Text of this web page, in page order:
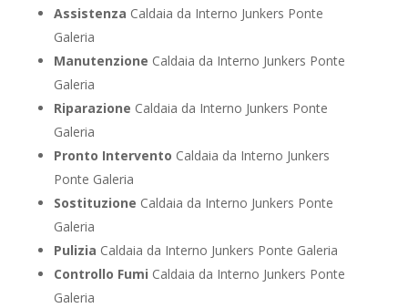
Assistenza Caldaia da Interno Junkers Ponte
Galeria
Manutenzione Caldaia da Interno Junkers Ponte
Galeria
Riparazione Caldaia da Interno Junkers Ponte
Galeria
Pronto Intervento Caldaia da Interno Junkers
Ponte Galeria
Sostituzione Caldaia da Interno Junkers Ponte
Galeria
Pulizia Caldaia da Interno Junkers Ponte Galeria
Controllo Fumi Caldaia da Interno Junkers Ponte
Galeria